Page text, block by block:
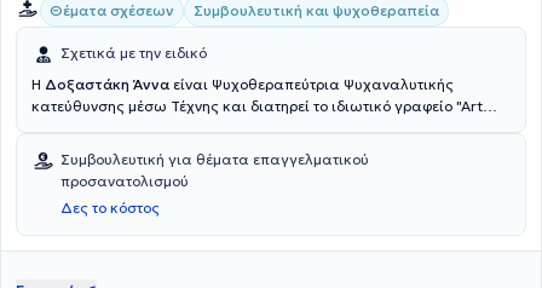
Θέματα σχέσεων Συμβουλευτική και ψυχοθεραπεία
Σχετικά με την ειδικό
Η Δοξαστάκη Άννα είναι Ψυχοθεραπεύτρια Ψυχαναλυτικής
κατεύθυνσης μέσω Τέχνης και διατηρεί το ιδιωτικό γραφείο "Art
Πραγματοποίησε μεταπτυχιακές σπουδές στο Εφαρμοσμένο Θέατρο
"Εφαρμοσμένο Δράμα: To Θέατρο στην Εκπαίδευση, την Κοινότητα
και την Κοινωνία" στο Πανεπιστήμιο του Λονδίνου αλλά και στη
Ψυχαναλυτική Δραματοθεραπεία στο Πανεπιστήμιο Anglia Ruskin
του Cambridge. Η εκπαίδευσή της βασίστηκε στη ψυχοδυναμική
της στην ψυχαναλυτική θεωρία. Κατά την διάρκεια παραμονής της
Συμβουλευτική για θέματα επαγγελματικού
προσανατολισμού
Δες το κόστος